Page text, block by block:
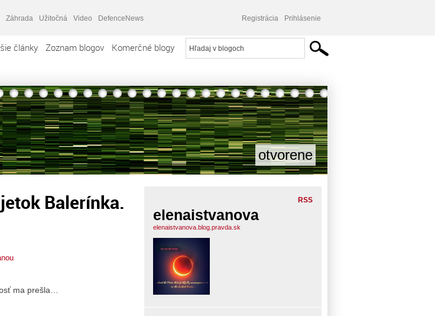
Záhrada Užitočná Video DefenceNews Registrácia Prihlásenie
články Zoznam blogov Komerčné blogy
otvorene
Balerínka.
ma prešla…
RSS
elenaistvanova
elenaistvanova.blog.pravda.sk